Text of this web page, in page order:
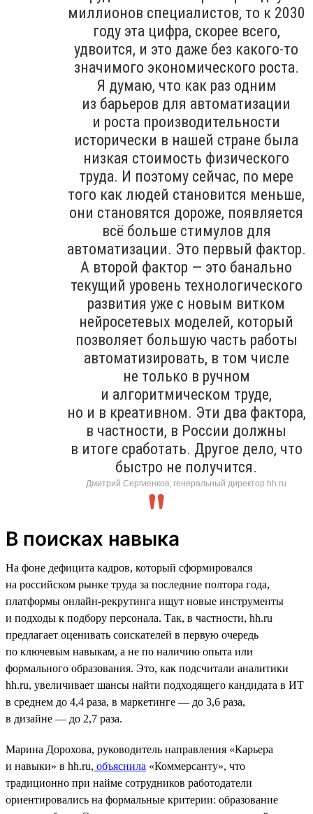
миллионов специалистов, то к 2030
году эта цифра, скорее всего,
удвоится, и это даже без какого-то
значимого экономического роста.
Я думаю, что как раз одним
из барьеров для автоматизации
и роста производительности
исторически в нашей стране была
низкая стоимость физического
труда. И поэтому сейчас, по мере
того как людей становится меньше,
они становятся дороже, появляется
всё больше стимулов для
автоматизации. Это первый фактор.
А второй фактор — это банально
текущий уровень технологического
развития уже с новым витком
нейросетевых моделей, который
позволяет большую часть работы
автоматизировать, в том числе
не только в ручном
и алгоритмическом труде,
но и в креативном. Эти два фактора,
в частности, в России должны
в итоге сработать. Другое дело, что
быстро не получится.
Дмитрий Сергиенков, генеральный директор hh.ru
В поисках навыка
На фоне дефицита кадров, который сформировался
на российском рынке труда за последние полтора года,
платформы онлайн-рекрутинга ищут новые инструменты
и подходы к подбору персонала. Так, в частности, hh.ru
предлагает оценивать соискателей в первую очередь
по ключевым навыкам, а не по наличию опыта или
формального образования. Это, как подсчитали аналитики
hh.ru, увеличивает шансы найти подходящего кандидата в ИТ
в среднем до 4,4 раза, в маркетинге — до 3,6 раза,
в дизайне — до 2,7 раза.
Марина Дорохова, руководитель направления «Карьера
и навыки» в hh.ru, объяснила «Коммерсанту», что
традиционно при найме сотрудников работодатели
ориентировались на формальные критерии: образование